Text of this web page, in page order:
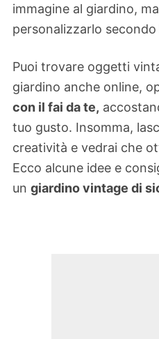
immagine al giardino,
personalizzarlo
Puoi trovare oggetti
giardino anche online,
con il fai da te,
tuo gusto. Insomma,
creatività e vedrai che
Ecco alcune idee e
un giardino vintage di